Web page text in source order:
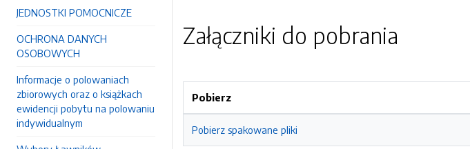
JEDNOSTKI POMOCNICZE
OCHRONA DANYCH
OSOBOWYCH
Informacje o polowaniach
zbiorowych oraz o książkach
ewidencji pobytu na polowaniu
indywidualnym
Załączniki do pobrania
Pobierz
Pobierz spakowane pliki